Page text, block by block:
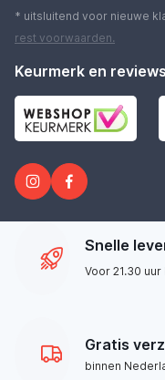
* uitsluitend voor nieuwe
rest voorwaarden.
Keurmerk en reviews
Snelle
Voor 21.30
Gratis
binnen